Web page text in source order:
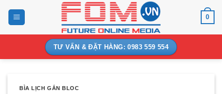
0
TƯ VẤN & ĐẶT HÀNG: 0983 559 554
BÌA LỊCH GẮN BLOC